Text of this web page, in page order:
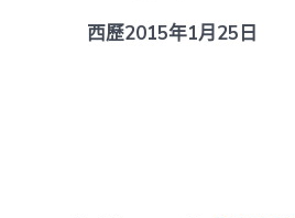
年
度
西歷2015年1月25日